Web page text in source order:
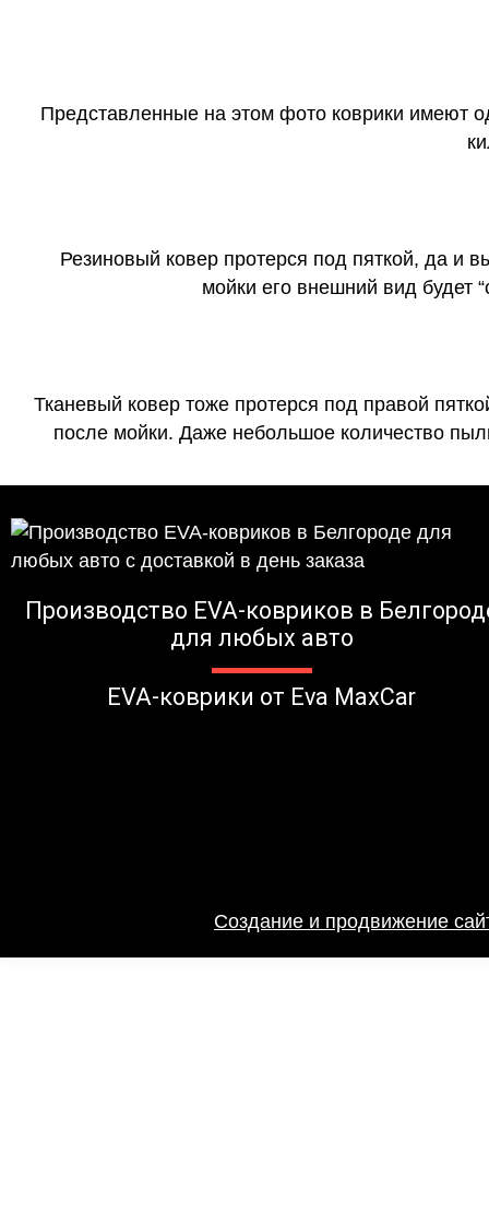
Представленные на этом фото коврики имеют
Резиновый ковер протерся под пяткой, да и
мойки его внешний вид будет
Тканевый ковер тоже протерся под правой
после мойки. Даже небольшое количество
Производство EVA-ковриков в
для любых авто
EVA-коврики от Eva MaxCar
Создание и продвижение